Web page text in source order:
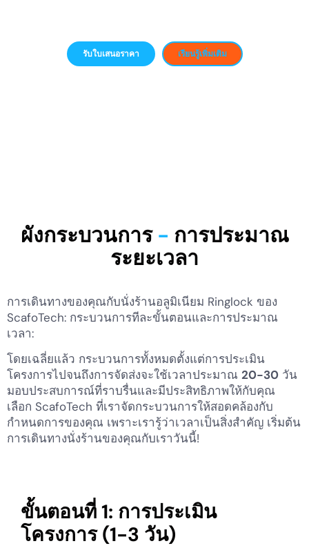
รับใบเสนอราคา เรียนรู้เพิ่มเติม
ผังกระบวนการ - การประมาณ
ระยะเวลา
การเดินทางของคุณกับนั่งร้านอลูมิเนียม Ringlock ของ
ScafoTech: กระบวนการทีละขั้นตอนและการประมาณ
เวลา:
โดยเฉลี่ยแล้ว กระบวนการทั้งหมดตั้งแต่การประเมิน
โครงการไปจนถึงการจัดส่งจะใช้เวลาประมาณ 20-30 วัน
มอบประสบการณ์ที่ราบรื่นและมีประสิทธิภาพให้กับคุณ
เลือก ScafoTech ที่เราจัดกระบวนการให้สอดคล้องกับ
กำหนดการของคุณ เพราะเรารู้ว่าเวลาเป็นสิ่งสำคัญ เริ่มต้น
การเดินทางนั่งร้านของคุณกับเราวันนี้!
ขั้นตอนที่ 1: การประเมิน
โครงการ (1-3 วัน)